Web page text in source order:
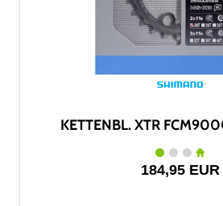
KETTENBL. XTR
184,95 EUR